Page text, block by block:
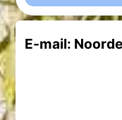
E-mail: